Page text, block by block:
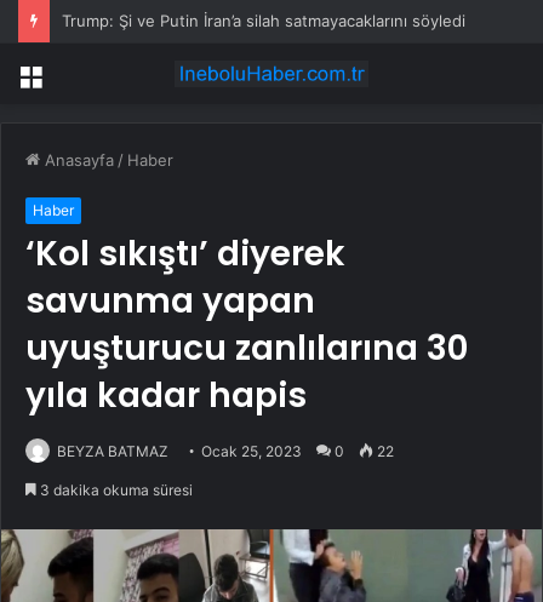
Trump: Şi ve Putin İran’a silah satmayacaklarını söyledi
Menü
Anasayfa / Haber
Haber
‘Kol sıkıştı’ diyerek
savunma yapan
uyuşturucu zanlılarına 30
yıla kadar hapis
BEYZA BATMAZ Ocak 25, 2023 0 22
3 dakika okuma süresi